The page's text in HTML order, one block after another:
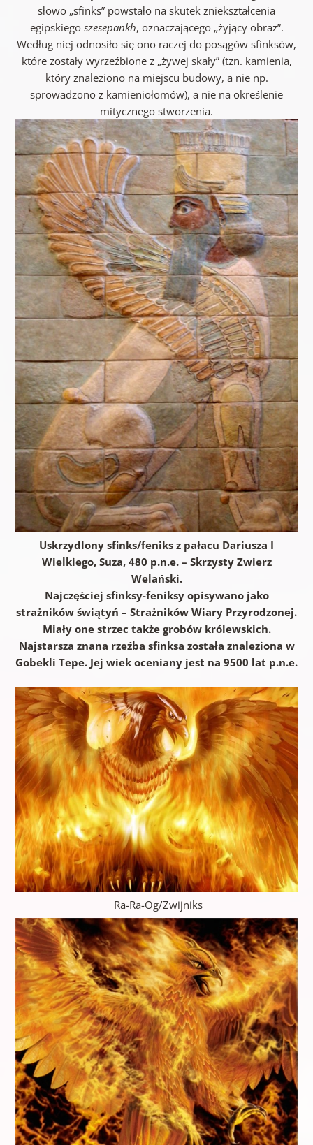
słowo „sfinks” powstało na skutek zniekształcenia
egipskiego szesepankh, oznaczającego „żyjący obraz”.
Według niej odnosiło się ono raczej do posągów sfinksów,
które zostały wyrzeźbione z „żywej skały” (tzn. kamienia,
który znaleziono na miejscu budowy, a nie np.
sprowadzono z kamieniołomów), a nie na określenie
mitycznego stworzenia.
Uskrzydlony sfinks/feniks z pałacu Dariusza I
Wielkiego, Suza, 480 p.n.e. – Skrzysty Zwierz
Welański.
Najczęściej sfinksy-feniksy opisywano jako
strażników świątyń – Strażników Wiary Przyrodzonej.
Miały one strzec także grobów królewskich.
Najstarsza znana rzeźba sfinksa została znaleziona w
Gobekli Tepe. Jej wiek oceniany jest na 9500 lat p.n.e.
Ra-Ra-Og/Zwijniks